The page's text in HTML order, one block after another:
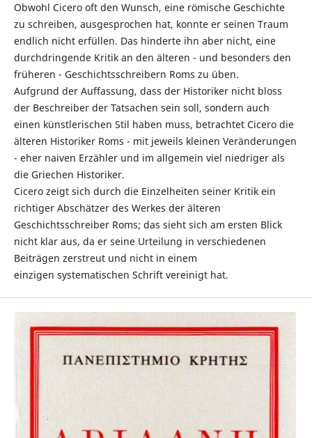
Obwohl Cicero oft den Wunsch, eine römische Geschichte
zu schreiben, ausgesprochen hat, konnte er seinen Traum
endlich nicht erfüllen. Das hinderte ihn aber nicht, eine
durchdringende Kritik an den älteren - und besonders den
früheren - Geschichtsschreibern Roms zu üben.
Aufgrund der Auffassung, dass der Historiker nicht bloss
der Beschreiber der Tatsachen sein soll, sondern auch
einen künstlerischen Stil haben muss, betrachtet Cicero die
älteren Historiker Roms - mit jeweils kleinen Veränderungen
- eher naiven Erzähler und im allgemein viel niedriger als
die Griechen Historiker.
Cicero zeigt sich durch die Einzelheiten seiner Kritik ein
richtiger Abschätzer des Werkes der älteren
Geschichtsschreiber Roms; das sieht sich am ersten Blick
nicht klar aus, da er seine Urteilung in verschiedenen
Beiträgen zerstreut und nicht in einem
einzigen systematischen Schrift vereinigt hat.